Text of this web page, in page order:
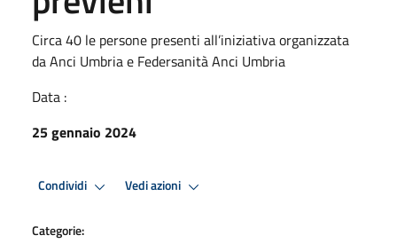
Circa 40 le persone presenti all’iniziativa organizzata
da Anci Umbria e Federsanità Anci Umbria
Data :
25 gennaio 2024
Condividi Vedi azioni
Categorie: